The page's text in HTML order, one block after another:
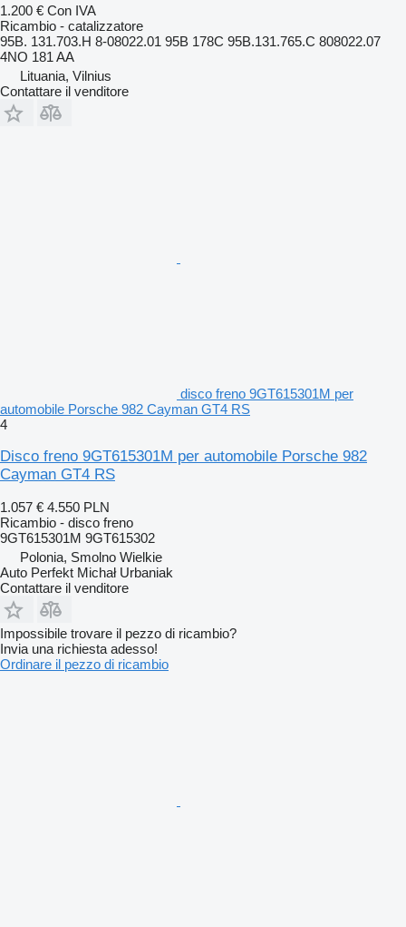
1.200 € Con IVA
Ricambio - catalizzatore
95B. 131.703.H 8-08022.01 95B 178C 95B.131.765.C 808022.07
4NO 181 AA
Lituania, Vilnius
Contattare il venditore
disco freno 9GT615301M per
automobile Porsche 982 Cayman GT4 RS
4
Disco freno 9GT615301M per automobile Porsche 982
Cayman GT4 RS
1.057 € 4.550 PLN
Ricambio - disco freno
9GT615301M 9GT615302
Polonia, Smolno Wielkie
Auto Perfekt Michał Urbaniak
Contattare il venditore
Impossibile trovare il pezzo di ricambio?
Invia una richiesta adesso!
Ordinare il pezzo di ricambio